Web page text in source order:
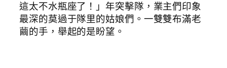
這太不水瓶座了！」年突擊隊，業主們印象
最深的莫過于隊里的姑娘們。一雙雙布滿老
繭的手，舉起的是盼望。